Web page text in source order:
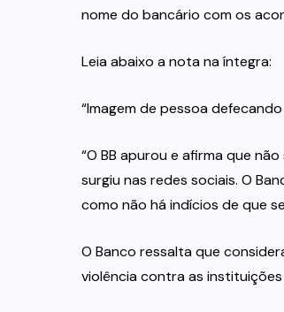
nome do bancário com os
Leia abaixo a nota na íntegra:
“Imagem de pessoa
“O BB apurou e afirma que
surgiu nas redes sociais. O
como não há indícios de que
O Banco ressalta que
violência contra as